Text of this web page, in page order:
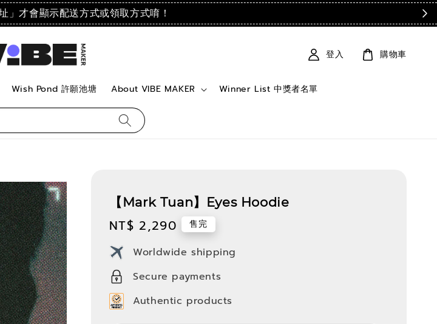
」才會顯示配送方式或領取方式唷！
Wish Pond 許願池塘 About VIBE MAKER Winner List 中獎者名單
登入 購物車
【Mark Tuan】Eyes Hoodie
Regular
price
NT$ 2,290 售完
Worldwide shipping
Secure payments
Authentic products